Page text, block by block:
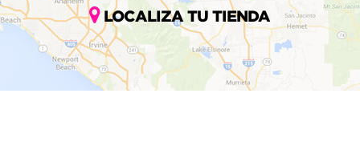
LOCALIZA TU TIENDA